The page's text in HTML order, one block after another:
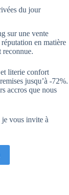
du jour
sur une vente
en matière
reconnue.
literie confort
jusqu’à -72%.
accros que nous
je vous invite à